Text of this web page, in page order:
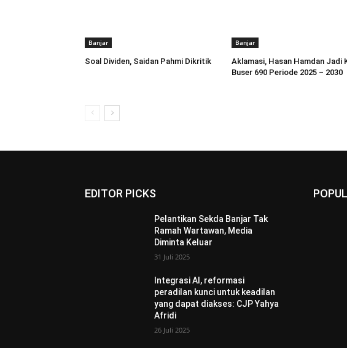
Banjar
Soal Dividen, Saidan Pahmi Dikritik
Banjar
Aklamasi, Hasan Hamdan Jadi
Buser 690 Periode 2025 – 2030
EDITOR PICKS
Pelantikan Sekda Banjar Tak
Ramah Wartawan, Media
Diminta Keluar
31 Juli 2025
Integrasi AI, reformasi
peradilan kunci untuk keadilan
yang dapat diakses: CJP Yahya
Afridi
26 Juli 2025